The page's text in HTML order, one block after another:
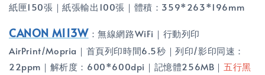
紙匣150張｜紙張輸出100張｜體積：359*263*196mm
CANON M113W：無線網路WiFi｜行動列印
AirPrint/Mopria｜首頁列印時間6.5秒｜列印/影印同速：
22ppm｜解析度：600*600dpi｜記憶體256MB｜ 五行黑